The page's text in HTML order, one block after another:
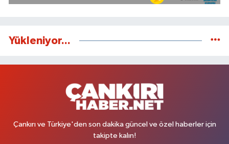
Yükleniyor...
Çankırı ve Türkiye'den son dakika güncel ve özel haberler için
takipte kalın!